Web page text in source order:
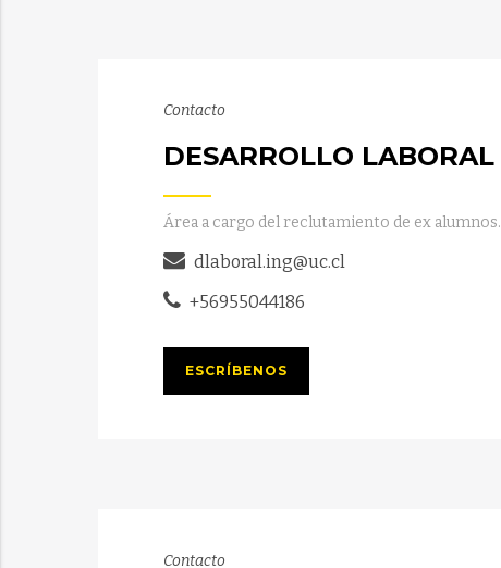
Contacto
DESARROLLO LABORAL
Área a cargo del reclutamiento de ex alumnos.
dlaboral.ing@uc.cl
+56955044186
ESCRÍBENOS
Contacto